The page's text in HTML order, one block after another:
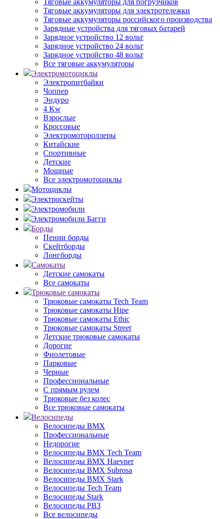
Тяговые аккумуляторы для погрузчиков
Тяговые аккумуляторы для электротележки
Тяговые аккумуляторы российского производства
Зарядные устройства для тяговых батарей
Зарядное устройство 12 вольт
Зарядное устройство 24 вольт
Зарядное устройство 48 вольт
Все тяговые аккумуляторы
Электромотоциклы
Электропитбайки
Чоппер
Эндуро
4 Kw
Взрослые
Кроссовые
Электромотороллеры
Китайские
Спортивные
Детские
Мощные
Все электромотоциклы
Мотоциклы
Электроскейты
Электромобили
Электромобили Багги
Борды
Пенни борды
Скейтборды
Лонгборды
Самокаты
Детские самокаты
Все самокаты
Трюковые самокаты
Трюковые самокаты Tech Team
Трюковые самокаты Hipe
Трюковые самокаты Ethic
Трюковые самокаты Street
Детские трюковые самокаты
Дорогие
Фиолетовые
Парковые
Черные
Профессиональные
С прямым рулем
Трюковые без колес
Все трюковые самокаты
Велосипеды
Велосипеды BMX
Профессиональные
Недорогие
Велосипеды BMX Tech Team
Велосипеды BMX Haevner
Велосипеды BMX Subrosa
Велосипеды BMX Stark
Велосипеды Tech Team
Велосипеды Stark
Велосипеды РВЗ
Все велосипеды